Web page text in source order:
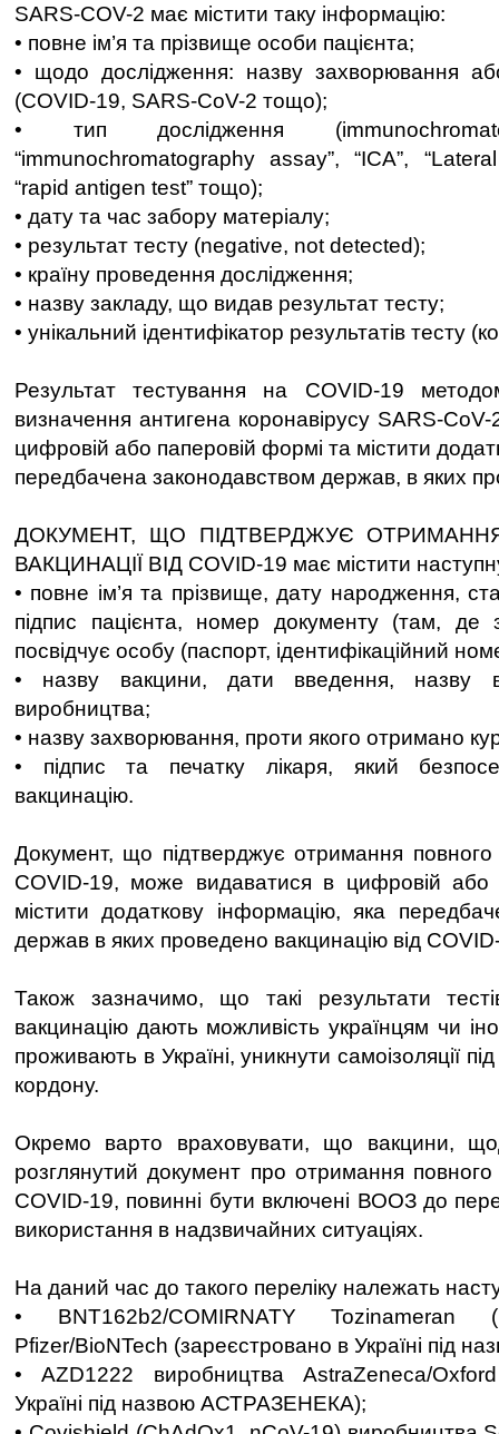
SARS-COV-2 має містити таку інформацію:
• повне ім’я та прізвище особи пацієнта;
• щодо дослідження: назву захворювання
(COVID-19, SARS-CoV-2 тощо);
• тип дослідження
“immunochromatography assay”, “ICA”,
“rapid antigen test” тощо);
• дату та час забору матеріалу;
• результат тесту (negative, not detected);
• країну проведення дослідження;
• назву закладу, що видав результат тесту;
• унікальний ідентифікатор результатів тесту
Результат тестування на COVID-19
визначення антигена коронавірусу SARS-
цифровій або паперовій формі та містити
передбачена законодавством держав, в яких
ДОКУМЕНТ, ЩО ПІДТВЕРДЖУЄ
ВАКЦИНАЦІЇ ВІД COVID-19 має містити
• повне ім’я та прізвище, дату народження,
підпис пацієнта, номер документу (там, де
посвідчує особу (паспорт, ідентифікаційний
• назву вакцини, дати введення, назву
виробництва;
• назву захворювання, проти якого отримано
• підпис та печатку лікаря, який
вакцинацію.
Документ, що підтверджує отримання повного
COVID-19, може видаватися в цифровій або
містити додаткову інформацію, яка
держав в яких проведено вакцинацію від
Також зазначимо, що такі результати
вакцинацію дають можливість українцям чи
проживають в Україні, уникнути самоізоляції
кордону.
Окремо варто враховувати, що вакцини,
розглянутий документ про отримання повного
COVID-19, повинні бути включені ВООЗ до
використання в надзвичайних ситуаціях.
На даний час до такого переліку належать
• BNT162b2/COMIRNATY Tozinameran
Pfizer/BioNTech (зареєстровано в Україні під
• AZD1222 виробництва AstraZeneca/
Україні під назвою АСТРАЗЕНЕКА);